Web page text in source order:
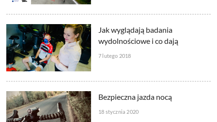
Jak wyglądają badania
wydolnościowe i co dają
7 lutego 2018
Bezpieczna jazda nocą
18 stycznia 2020